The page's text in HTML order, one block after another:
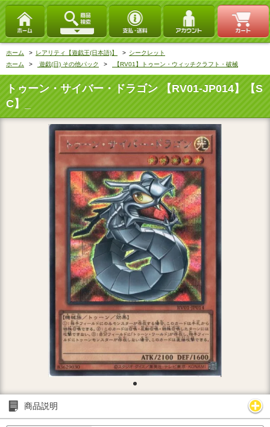
ホーム > レアリティ【遊戯王(日本語)】 > シークレット
ホーム
> 遊戯(日) その他パック > 【RV01】トゥーン・ウィッチクラフト・破械
トゥーン・サイバー・ドラゴン 【RV01-JP014】【S
C】_
商品説明